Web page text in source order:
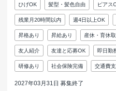
ひげOK 髪型・髪色自由 ピアス
残業月20時間以内 週4日以上OK
昇格あり 昇給あり 産休・育休
友人紹介 友達と応募OK 即日勤
研修あり 社会保険完備 交通費
2027年03月31日 募集終了